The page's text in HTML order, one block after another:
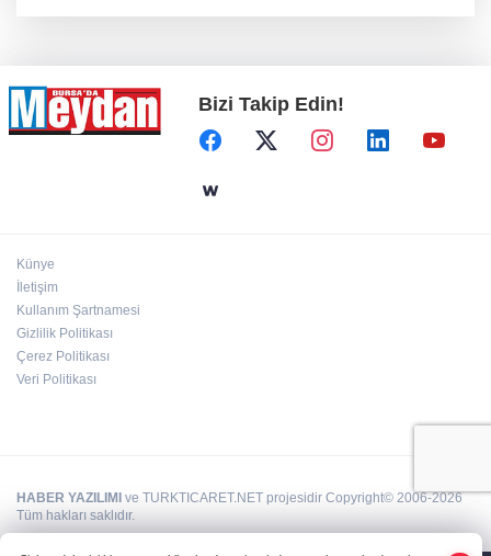
Bizi Takip Edin!
Künye
İletişim
Kullanım Şartnamesi
Gizlilik Politikası
Çerez Politikası
Veri Politikası
HABER YAZILIMI ve TURKTICARET.NET projesidir Copyright© 2006-2026
Tüm hakları saklıdır.